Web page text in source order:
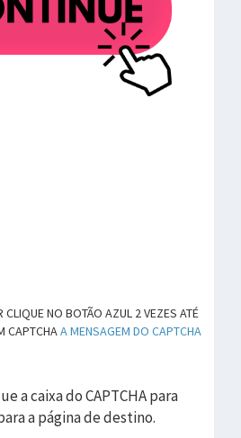
CLIQUE NO BOTÃO AZUL 2 VEZES ATÉ
CAPTCHAA MENSAGEM DO CAPTCHA
a caixa do CAPTCHA para
a página de destino.